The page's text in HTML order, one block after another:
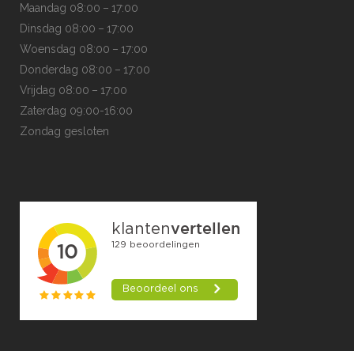
Maandag 08:00 – 17:00
Dinsdag 08:00 – 17:00
Woensdag 08:00 – 17:00
Donderdag 08:00 – 17:00
Vrijdag 08:00 – 17:00
Zaterdag 09:00-16:00
Zondag gesloten